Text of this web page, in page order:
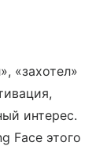
«захотел»
интерес.
Face этого